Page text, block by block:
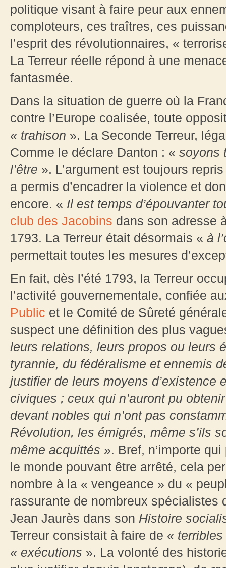
politique visant à faire peur aux
comploteurs, ces traîtres, ces
l’esprit des révolutionnaires, «
La Terreur réelle répond à une
fantasmée.
Dans la situation de guerre où la
contre l’Europe coalisée, toute
« trahison ». La Seconde Terreur,
Comme le déclare Danton : « soyons
l’être ». L’argument est toujours
a permis d’encadrer la violence et
encore. « Il est temps d’épouvanter
club des Jacobins dans son adresse
1793. La Terreur était désormais « à
permettait toutes les mesures
En fait, dès l’été 1793, la Terreur
l’activité gouvernementale, confiée
Public et le Comité de Sûreté
suspect une définition des plus
leurs relations, leurs propos ou leurs
tyrannie, du fédéralisme et ennemis
justifier de leurs moyens d’existence
civiques ; ceux qui n’auront pu
devant nobles qui n’ont pas
Révolution, les émigrés, même s’ils
même acquittés ». Bref, n’importe
le monde pouvant être arrêté, cela
nombre à la « vengeance » du «
rassurante de nombreux spécialistes
Jean Jaurès dans son Histoire
Terreur consistait à faire de «
« exécutions ». La volonté des